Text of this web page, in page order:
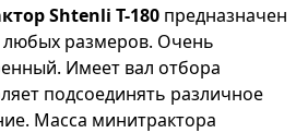
Shtenli Т-180 предназначен
любых размеров. Очень
Имеет вал отбора
подсоединять различное
Масса минитрактора